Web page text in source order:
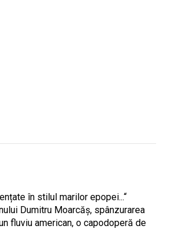
în stilul marilor epopei...“
Dumitru Moarcăș, spân­zurarea
fluviu american, o capodoperă de